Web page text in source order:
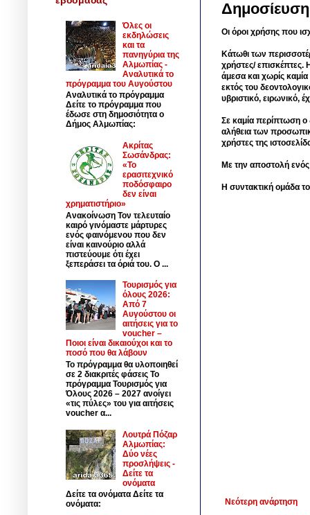
Οι όροι χρήσης που
Κάτωθι των
χρήστες/ επισκέπτες.
άμεσα και χωρίς
εκτός του
υβριστικό, ειρωνικό,
Σε καμία περίπτωση ο
αλήθεια των
χρήστες της
Με την αποστολή
Η συντακτική ομάδα
Νεότερη ανάρτηση
Όλες οι
εκδηλώσεις
και τα
πανηγύρια της
Αλμωπίας -
Αναλυτικά το
πρόγραμμα του Αυγούστου
Αναλυτικά το πρόγραμμα
Δείτε το πρόγραμμα που
έδωσε στη δημοσιότητα ο
Δήμος Αλμωπίας:
Ακρίτας
Σωσάνδρας:
«Το
ερασιτεχνικό
ποδόσφαιρο
δεν είναι
χρηματιστήριο»
Ανακοίνωση Τον τελευταίο
καιρό γινόμαστε μάρτυρες
ενός φαινόμενου που δεν
είναι καινούριο αλλά
πιστεύουμε ότι έχει
ξεπεράσει τα όριά του. Ο ...
Τουρισμός για
όλους 2026:
Από 7
Αυγούστου οι
αιτήσεις για το
voucher –
Ποιοι είναι δικαιούχοι και το
ποσό που θα λάβουν
Το πρόγραμμα θα υλοποιηθεί
σε 2 διακριτές φάσεις Το
πρόγραμμα Τουρισμός για
Όλους 2026 – 2027 ανοίγει
«τις πύλες» του για αιτήσεις
voucher α...
Λουτρά Πόζαρ
Αλμωπίας:
Δύο νέες
προσλήψεις -
Δείτε τα
ονόματα
Δείτε τα ονόματα Δείτε τα
ονόματα: